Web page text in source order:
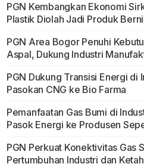
PGN Kembangkan Ekonomi
Plastik Diolah Jadi Produk
PGN Area Bogor Penuhi
Aspal, Dukung Industri
PGN Dukung Transisi Energi di
Pasokan CNG ke Bio Farma
Pemanfaatan Gas Bumi di
Pasok Energi ke Produsen
PGN Perkuat Konektivitas Gas
Pertumbuhan Industri dan